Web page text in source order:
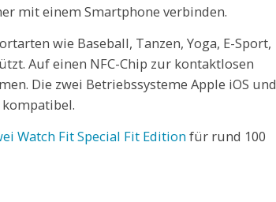
mit einem Smartphone verbinden.
wie Baseball, Tanzen, Yoga, E-Sport,
Auf einen NFC-Chip zur kontaktlosen
Die zwei Betriebssysteme Apple iOS und
Watch Fit Special Fit Editionfür rund 100